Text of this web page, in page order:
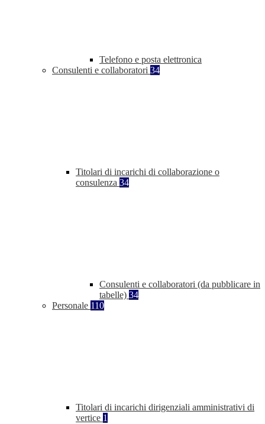
Telefono e posta elettronica
Consulenti e collaboratori 34
Titolari di incarichi di collaborazione o
consulenza 34
Consulenti e collaboratori (da pubblicare in
tabelle) 34
Personale 110
Titolari di incarichi dirigenziali amministrativi di
vertice 1